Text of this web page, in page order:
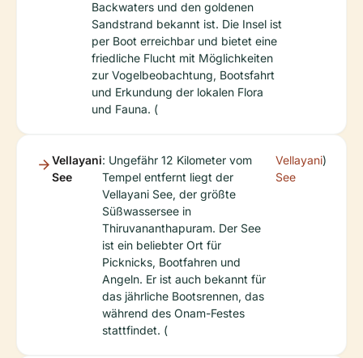
Backwaters und den goldenen
Sandstrand bekannt ist. Die Insel ist
per Boot erreichbar und bietet eine
friedliche Flucht mit Möglichkeiten
zur Vogelbeobachtung, Bootsfahrt
und Erkundung der lokalen Flora
und Fauna. (
Vellayani
See
: Ungefähr 12 Kilometer vom
Tempel entfernt liegt der
Vellayani See, der größte
Süßwassersee in
Thiruvananthapuram. Der See
ist ein beliebter Ort für
Picknicks, Bootfahren und
Angeln. Er ist auch bekannt für
das jährliche Bootsrennen, das
während des Onam-Festes
stattfindet. (
Vellayani
See
)